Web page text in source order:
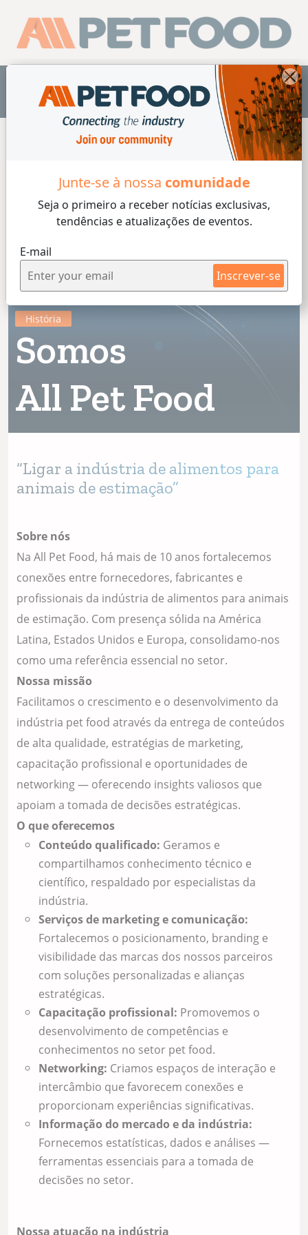
Junte-se à nossa comunidade
Seja o primeiro a receber notícias exclusivas,
tendências e atualizações de eventos.
E-mail
Inscrever-se
PT
História
História
Somos
All Pet Food
“Ligar a indústria de alimentos para
animais de estimação”
Sobre nós
Na All Pet Food, há mais de 10 anos fortalecemos
conexões entre fornecedores, fabricantes e
profissionais da indústria de alimentos para animais
de estimação. Com presença sólida na América
Latina, Estados Unidos e Europa, consolidamo-nos
como uma referência essencial no setor.
Nossa missão
Facilitamos o crescimento e o desenvolvimento da
indústria pet food através da entrega de conteúdos
de alta qualidade, estratégias de marketing,
capacitação profissional e oportunidades de
networking — oferecendo insights valiosos que
apoiam a tomada de decisões estratégicas.
O que oferecemos
Conteúdo qualificado: Geramos e
compartilhamos conhecimento técnico e
científico, respaldado por especialistas da
indústria.
Serviços de marketing e comunicação:
Fortalecemos o posicionamento, branding e
visibilidade das marcas dos nossos parceiros
com soluções personalizadas e alianças
estratégicas.
Capacitação profissional: Promovemos o
desenvolvimento de competências e
conhecimentos no setor pet food.
Networking: Criamos espaços de interação e
intercâmbio que favorecem conexões e
proporcionam experiências significativas.
Informação do mercado e da indústria:
Fornecemos estatísticas, dados e análises —
ferramentas essenciais para a tomada de
decisões no setor.
Nossa atuação na indústria